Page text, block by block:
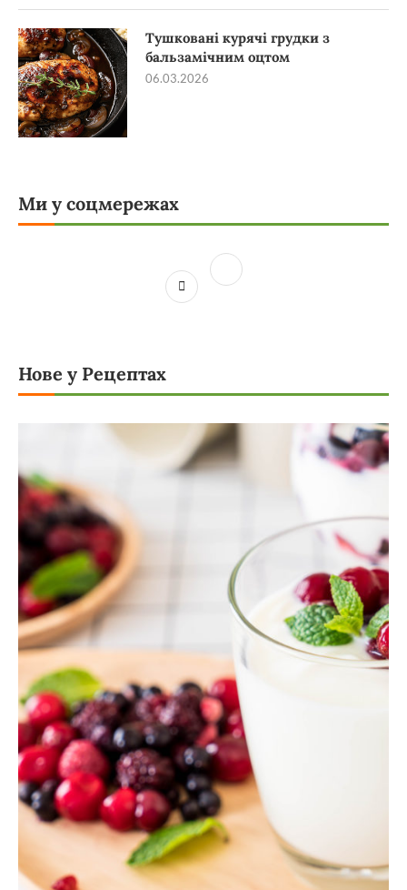
Тушковані курячі грудки з
бальзамічним оцтом
06.03.2026
Ми у соцмережах
Нове у Рецептах